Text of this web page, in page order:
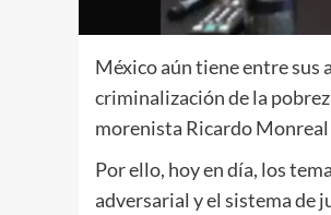
México aún tiene entre sus
criminalización de la
morenista Ricardo Monreal
Por ello, hoy en día, los
adversarial y el sistema de